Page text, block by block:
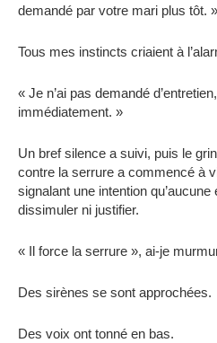
demandé par votre mari plus tôt. »
Tous mes instincts criaient à
« Je n’ai pas demandé
immédiatement. »
Un bref silence a suivi, puis le
contre la serrure a commencé à
signalant une intention
dissimuler ni justifier.
« Il force la serrure », ai-je
Des sirènes se sont approchées.
Des voix ont tonné en bas.